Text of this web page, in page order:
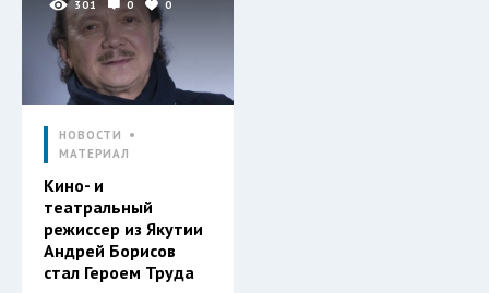
301 0 0
НОВОСТИ
МАТЕРИАЛ
Кино- и
театральный
режиссер из Якутии
Андрей Борисов
стал Героем Труда